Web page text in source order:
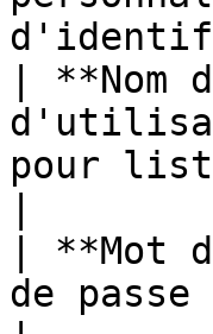
|
pour
|
de passe